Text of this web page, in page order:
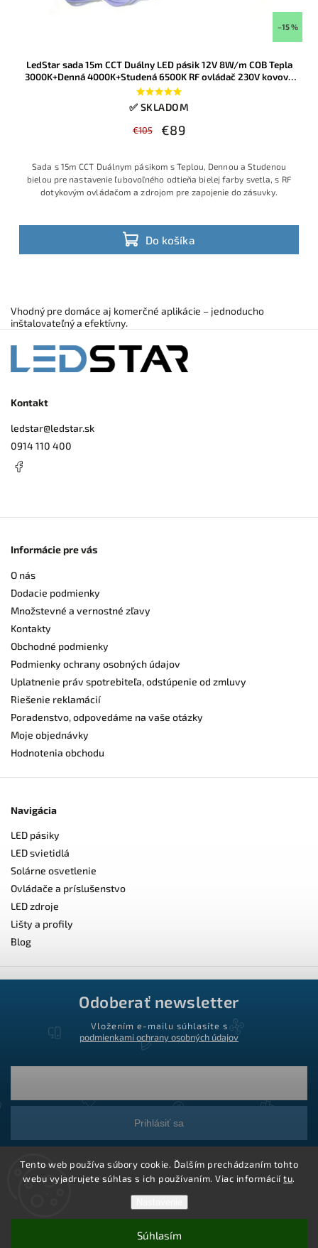
Tento web používa súbory cookie. Ďalším prechádzaním tohto
webu vyjadrujete súhlas s ich používaním. Viac informáciítu.
Súhlasím
–15 %
LedStar sada 15m CCT Duálny LED pásik 12V 8W/m COB Tepla
3000K+Denná 4000K+Studená 6500K RF ovládač 230V kovový
zdroj
✅ SKLADOM
€105 €89
Do košíka
Sada s 15m CCT Duálnym pásikom s Teplou, Dennou a Studenou
bielou pre nastavenie ľubovoľného odtieňa bielej farby svetla, s RF
dotykovým ovládačom a zdrojom pre zapojenie do zásuvky.
Vhodný pre domáce aj komerčné aplikácie – jednoducho
inštalovateľný a efektívny.
Kontakt
ledstar@ledstar.sk
0914 110 400
Informácie pre vás
O nás
Dodacie podmienky
Množstevné a vernostné zľavy
Kontakty
Obchodné podmienky
Podmienky ochrany osobných údajov
Uplatnenie práv spotrebiteľa, odstúpenie od zmluvy
Riešenie reklamácií
Poradenstvo, odpovedáme na vaše otázky
Moje objednávky
Hodnotenia obchodu
Navigácia
LED pásiky
LED svietidlá
Solárne osvetlenie
Ovládače a príslušenstvo
LED zdroje
Lišty a profily
Blog
Odoberať newsletter
Vložením e-mailu súhlasíte s
podmienkami ochrany osobných údajov
Prihlásiť sa